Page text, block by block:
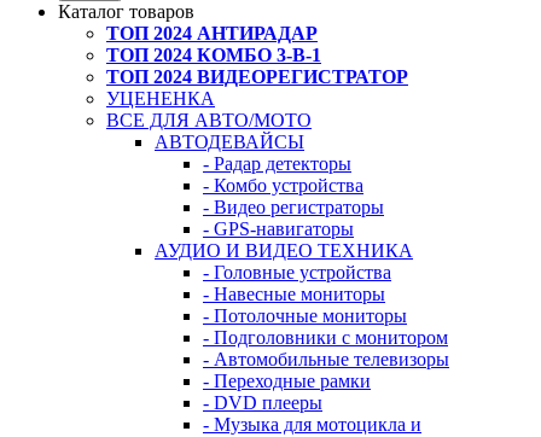
Каталог товаров
ТОП 2024 АНТИРАДАР
ТОП 2024 КОМБО 3-В-1
ТОП 2024 ВИДЕОРЕГИСТРАТОР
УЦЕНЕНКА
ВСЕ ДЛЯ АВТО/МОТО
АВТОДЕВАЙСЫ
- Радар детекторы
- Комбо устройства
- Видео регистраторы
- GPS-навигаторы
АУДИО И ВИДЕО ТЕХНИКА
- Головные устройства
- Навесные мониторы
- Потолочные мониторы
- Подголовники с монитором
- Автомобильные телевизоры
- Переходные рамки
- DVD плееры
- Музыка для мотоцикла и